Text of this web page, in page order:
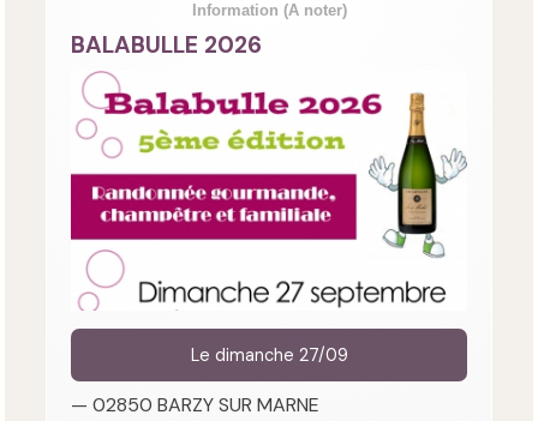
Information (A noter)
BALABULLE 2026
Le dimanche 27/09
— 02850 BARZY SUR MARNE